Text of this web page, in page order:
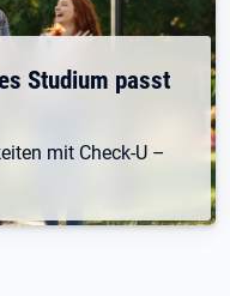
Studium passt
mit Check-U –